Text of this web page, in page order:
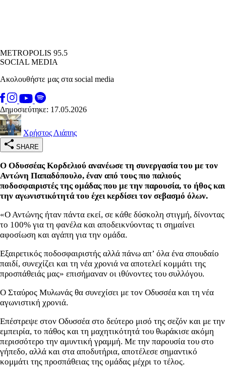
METROPOLIS 95.5
SOCIAL MEDIA
Ακολουθήστε μας στα social media
Δημοσιεύτηκε: 17.05.2026
Χρήστος Λιάπης
SHARE
Ο Οδυσσέας Κορδελιού ανανέωσε τη συνεργασία του με τον
Αντώνη Παπαδόπουλο, έναν από τους πιο παλιούς
ποδοσφαιριστές της ομάδας που με την παρουσία, το ήθος και
την αγωνιστικότητά του έχει κερδίσει τον σεβασμό όλων.
«Ο Αντώνης ήταν πάντα εκεί, σε κάθε δύσκολη στιγμή, δίνοντας
το 100% για τη φανέλα και αποδεικνύοντας τι σημαίνει
αφοσίωση και αγάπη για την ομάδα.
Εξαιρετικός ποδοσφαιριστής αλλά πάνω απ’ όλα ένα σπουδαίο
παιδί, συνεχίζει και τη νέα χρονιά να αποτελεί κομμάτι της
προσπάθειάς μας» επισήμαναν οι ιθύνοντες του συλλόγου.
Ο Σταύρος Μυλωνάς θα συνεχίσει με τον Οδυσσέα και τη νέα
αγωνιστική χρονιά.
Επέστρεψε στον Οδυσσέα στο δεύτερο μισό της σεζόν και με την
εμπειρία, το πάθος και τη μαχητικότητά του θωράκισε ακόμη
περισσότερο την αμυντική γραμμή. Με την παρουσία του στο
γήπεδο, αλλά και στα αποδυτήρια, αποτέλεσε σημαντικό
κομμάτι της προσπάθειας της ομάδας μέχρι το τέλος.